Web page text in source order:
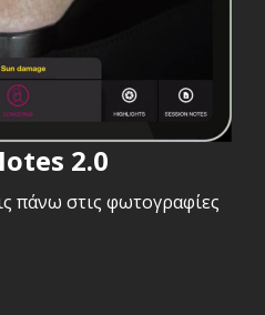
2.0
πάνω στις φωτογραφίες